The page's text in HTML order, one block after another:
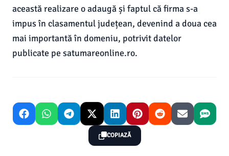
această realizare o adaugă și faptul că firma s-a
impus în clasamentul județean, devenind a doua cea
mai importantă în domeniu, potrivit datelor
publicate pe satumareonline.ro.
COPIAZĂ